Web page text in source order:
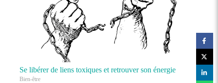
Se libérer de liens toxiques et retrouver son énergie
Bien-être